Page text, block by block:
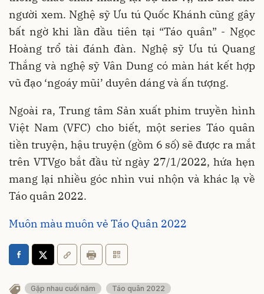
người xem. Nghệ sỹ Ưu tú Quốc Khánh cũng gây
bất ngờ khi lần đầu tiên tại “Táo quân” - Ngọc
Hoàng trổ tài đánh đàn. Nghệ sỹ Ưu tú Quang
Thắng và nghệ sỹ Vân Dung có màn hát kết hợp
vũ đạo ‘ngoáy mũi’ duyên dáng và ấn tượng.
Ngoài ra, Trung tâm Sản xuất phim truyền hình
Việt Nam (VFC) cho biết, một series Táo quân
tiền truyện, hậu truyện (gồm 6 số) sẽ được ra mắt
trên VTVgo bắt đầu từ ngày 27/1/2022, hứa hẹn
mang lại nhiều góc nhìn vui nhộn và khác lạ về
Táo quân 2022.
Muôn màu muôn vẻ Táo Quân 2022
Gặp nhau cuối năm Táo quân 2022